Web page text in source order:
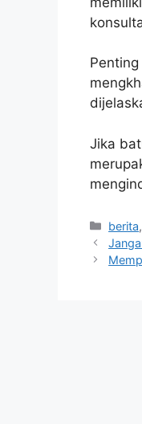
Jika
berita,